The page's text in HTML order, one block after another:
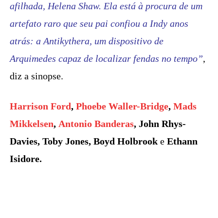
afilhada, Helena Shaw. Ela está à procura de um
artefato raro que seu pai confiou a Indy anos
atrás: a Antikythera, um dispositivo de
Arquimedes capaz de localizar fendas no tempo”,
diz a sinopse.
Harrison Ford, Phoebe Waller-Bridge, Mads
Mikkelsen, Antonio Banderas, John Rhys-
Davies, Toby Jones, Boyd Holbrook e Ethann
Isidore.